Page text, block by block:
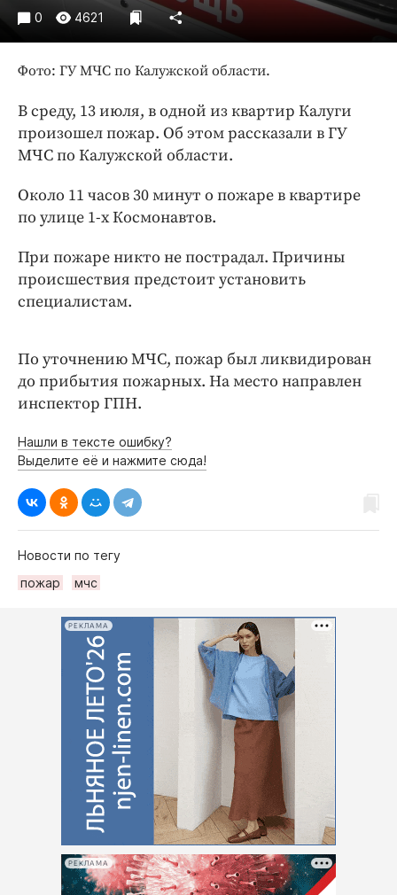
Блоги
Медиаперсона
Интересное чтиво
Клиника года
Бренд года
Работодатель года
0 4621
Фото: ГУ МЧС по Калужской области.
В среду, 13 июля, в одной из квартир Калуги
произошел пожар. Об этом рассказали в ГУ
МЧС по Калужской области.
Около 11 часов 30 минут о пожаре в квартире
по улице 1-х Космонавтов.
При пожаре никто не пострадал. Причины
происшествия предстоит установить
специалистам.
По уточнению МЧС, пожар был ликвидирован
до прибытия пожарных. На место направлен
инспектор ГПН.
Нашли в тексте ошибку?
Выделите её и нажмите сюда!
Новости по тегу
пожар
мчс
РЕКЛАМА
РЕКЛАМА